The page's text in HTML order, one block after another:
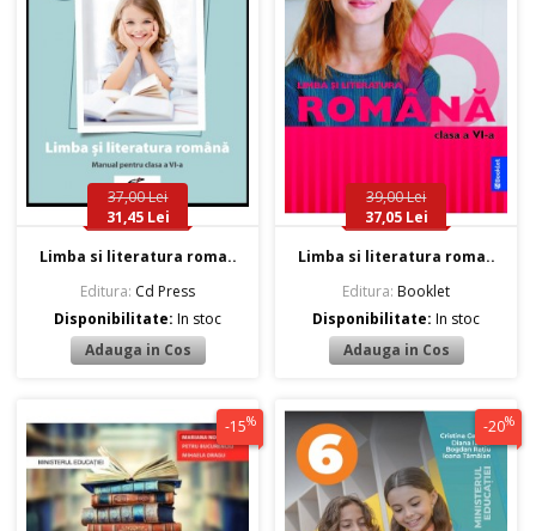
37,00 Lei
31,45 Lei
Limba si literatura roma..
Editura: Cd Press
Disponibilitate:In stoc
39,00 Lei
37,05 Lei
Limba si literatura roma..
Editura: Booklet
Disponibilitate:In stoc
-15% -20%